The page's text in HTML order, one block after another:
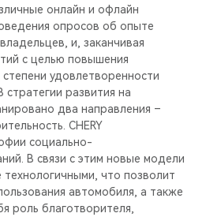
онлайн и офлайн
опросов об опыте
и, заканчивая
с целью повышения
удовлетворенности
развития на
два направления –
CHERY
социально-
В связи с этим новые модели
что позволит
автомобиля, а также
роль благотворителя,